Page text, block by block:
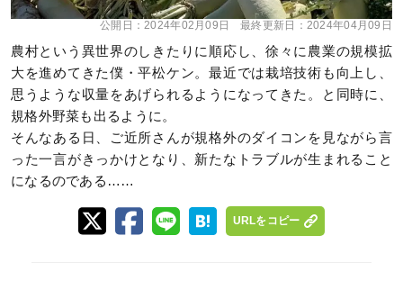
公開日：2024年02月09日 最終更新日： 2024年04月09日
農村という異世界のしきたりに順応し、徐々に農業の規模拡
大を進めてきた僕・平松ケン。最近では栽培技術も向上し、
思うような収量をあげられるようになってきた。と同時に、
規格外野菜も出るように。
そんなある日、ご近所さんが規格外のダイコンを見ながら言
った一言がきっかけとなり、新たなトラブルが生まれること
になるのである……
URLをコピー